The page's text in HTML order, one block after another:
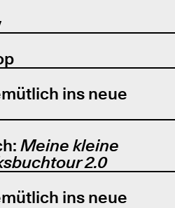
ins neue
Meine kleine
2.0
ins neue